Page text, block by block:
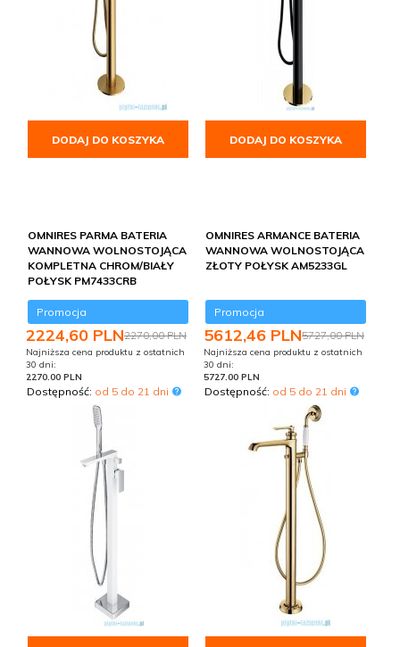
DODAJ DO KOSZYKA DODAJ DO KOSZYKA
OMNIRES PARMA BATERIA
WANNOWA WOLNOSTOJĄCA
KOMPLETNA CHROM/BIAŁY
POŁYSK PM7433CRB
Promocja
2224,60 PLN2270,00 PLN
Najniższa cena produktu z ostatnich
30 dni:
2270.00 PLN
Dostępność: od 5 do 21 dni
OMNIRES ARMANCE BATERIA
WANNOWA WOLNOSTOJĄCA
ZŁOTY POŁYSK AM5233GL
Promocja
5612,46 PLN5727,00 PLN
Najniższa cena produktu z ostatnich
30 dni:
5727.00 PLN
Dostępność: od 5 do 21 dni